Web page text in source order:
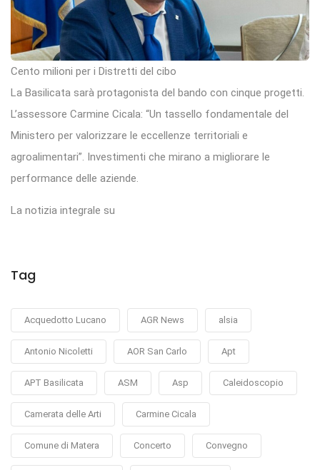
Cento milioni per i Distretti del cibo
La Basilicata sarà protagonista del bando con cinque progetti.
L’assessore Carmine Cicala: “Un tassello fondamentale del
Ministero per valorizzare le eccellenze territoriali e
agroalimentari”. Investimenti che mirano a migliorare le
performance delle aziende.
La notizia integrale su
Tag
Acquedotto Lucano AGR News alsia
Antonio Nicoletti AOR San Carlo Apt
APT Basilicata ASM Asp Caleidoscopio
Camerata delle Arti Carmine Cicala
Comune di Matera Concerto Convegno